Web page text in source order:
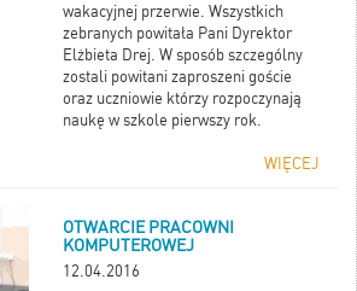
wakacyjnej przerwie. Wszystkich
zebranych powitała Pani Dyrektor
Elżbieta Drej. W sposób szczególny
zostali powitani zaproszeni goście
oraz uczniowie którzy rozpoczynają
naukę w szkole pierwszy rok.
WIĘCEJ
OTWARCIE PRACOWNI
KOMPUTEROWEJ
12.04.2016